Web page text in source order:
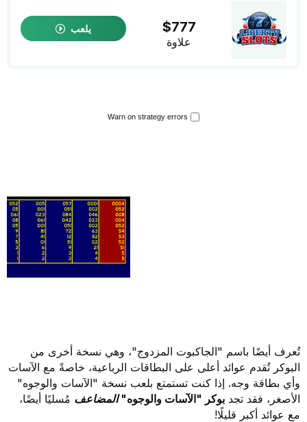
$777
علاوة
يلعب
Warn on strategy errors
تُعرف أيضًا باسم "الجاكبوت المزدوج"، وهي نسخة أخرى من
البوكر تُقدم عوائد أعلى على البطاقات الرباعية، خاصةً مع الآسات
وأي بطاقة وجه. إذا كنت تستمتع بلعب نسخة "الآسات والوجوه"
الأصغر، فقد تجدبوكر "الآسات والوجوه"المضاعفمُسليًا أيضًا،
مع عوائد أكبر قليلًا!